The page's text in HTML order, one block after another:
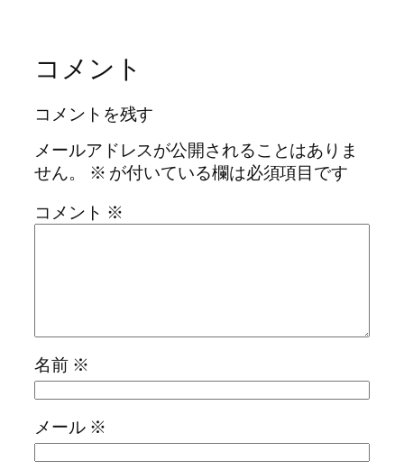
コメント
コメントを残す
メールアドレスが公開されることはありま
せん。
※ が付いている欄は必須項目です
コメント ※
名前 ※
メール ※